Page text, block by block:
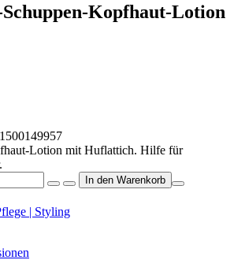
Kopfhaut-Lotion
Lotion mit Huflattich. Hilfe für
| Styling